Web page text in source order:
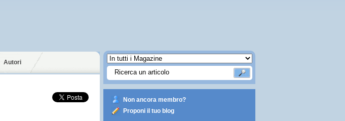
Autori
Non ancora membro?
Proponi il tuo blog